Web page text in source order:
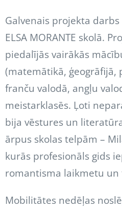
Galvenais projekta darbs
ELSA MORANTE skolā.
piedalījās vairākās
(matemātikā, ģeogrāfijā,
franču valodā, angļu
meistarklasēs. Ļoti
bija vēstures un
ārpus skolas telpām –
kurās profesionāls gids
romantisma laikmetu un
Mobilitātes nedēļas